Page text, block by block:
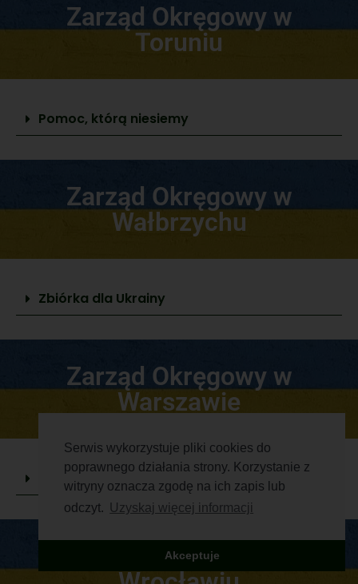
Serwis wykorzystuje pliki cookies do
poprawnego działania strony. Korzystanie z
witryny oznacza zgodę na ich zapis lub
odczyt.
Uzyskaj więcej informacji
Akceptuje
Zarząd Okręgowy w
Toruniu
Pomoc, którą niesiemy
Zarząd Okręgowy w
Wałbrzychu
Zbiórka dla Ukrainy
Zarząd Okręgowy w
Warszawie
Pomoc, którą niesiemy
Zarząd Okręgowy we